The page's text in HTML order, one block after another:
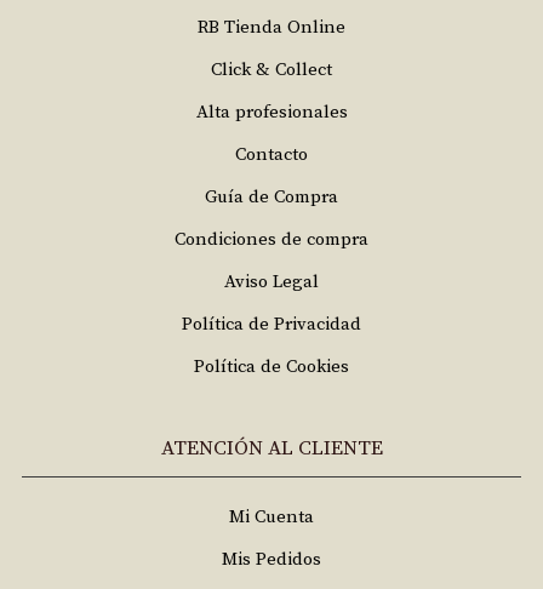
RB Tienda Online
Click & Collect
Alta profesionales
Contacto
Guía de Compra
Condiciones de compra
Aviso Legal
Política de Privacidad
Política de Cookies
ATENCIÓN AL CLIENTE
Mi Cuenta
Mis Pedidos